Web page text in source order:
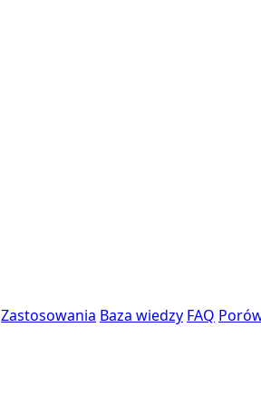
Zastosowania Baza wiedzy FAQ